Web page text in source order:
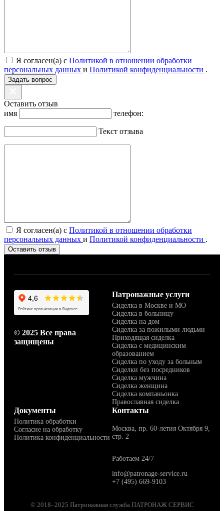
Я согласен(а) с Политикой в отношении обработки
персональных данных и Политикой конфиденциальности .
Задать вопрос
Оставить отзыв
имя
телефон:
Текст отзыва
Я согласен(а) с Политикой в отношении обработки
персональных данных и Политикой конфиденциальности .
Оставить отзыв
© 2025 Все права
защищены
Патронажные услуги
Сиделка в Москве и МО
Сиделка в больницу
Сиделка на дом
Сиделка за пожилыми людьми
Приходящая сиделка
Сиделка с медицинским
образованием
Сиделка по уходу за больным
Сиделки без посредников
Сиделка мужчина
Сиделка женщина
Сиделка компаньонка
Православная сиделка
Документы
Политика обработки
Согласие на обработку
Политика конфиденциальности
Контакты
Москва, пр. 60-летия Октября 9,
стр. 2
Работаем 24/7
info@patronage-service.ru
+7 (495) 669-9103
© 2018–2025 Патронажная служба ПАТРОНАЖ СЕРВИС